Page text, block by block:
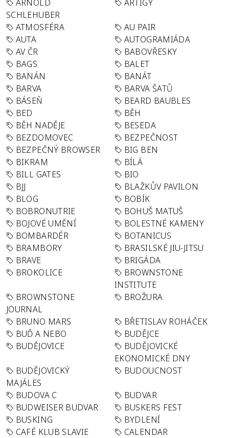
ARNOLD
SCHLEHUBER
ARTIGY
ATMOSFÉRA
AU PAIR
AUTA
AUTOGRAMIÁDA
AV ČR
BABOVŘESKY
BAGS
BALET
BANÁN
BANÁT
BARVA
BARVA ŠATŮ
BÁSEŇ
BEARD BAUBLES
BED
BĚH
BĚH NADĚJE
BESEDA
BEZDOMOVEC
BEZPEČNOST
BEZPEČNÝ BROWSER
BIG BEN
BIKRAM
BÍLÁ
BILL GATES
BIO
BJJ
BLAŽKŮV PAVILON
BLOG
BOBÍK
BOBRONUTRIE
BOHUŠ MATUŠ
BOJOVÉ UMĚNÍ
BOLESTNÉ KAMENY
BOMBARDÉR
BOTANICUS
BRAMBORY
BRASILSKÉ JIU-JITSU
BRAVE
BRIGÁDA
BROKOLICE
BROWNSTONE
INSTITUTE
BROWNSTONE
JOURNAL
BROŽURA
BRUNO MARS
BŘETISLAV ROHÁČEK
BUĎ A NEBO
BUDĚJCE
BUDĚJOVICE
BUDĚJOVICKÉ
EKONOMICKÉ DNY
BUDĚJOVICKÝ
MAJÁLES
BUDOUCNOST
BUDOVA C
BUDVAR
BUDWEISER BUDVAR
BUSKERS FEST
BUSKING
BYDLENÍ
CAFÉ KLUB SLAVIE
CALENDAR